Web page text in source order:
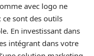
avec logo ne
ce sont des outils
En investissant dans
intégrant dans votre